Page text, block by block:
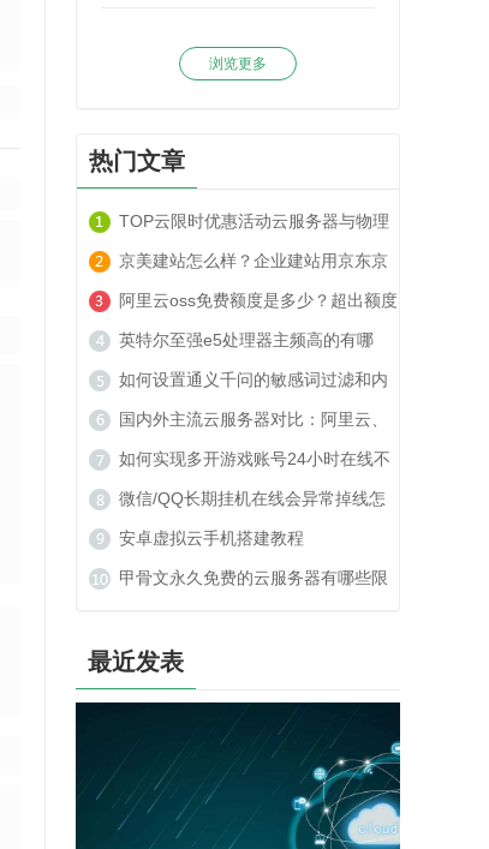
浏览更多
热门文章
TOP云限时优惠活动云服务器与物理
服务器套餐租用推荐
京美建站怎么样？企业建站用京东京
美建站可以吗？
阿里云oss免费额度是多少？超出额度
收费贵吗？
英特尔至强e5处理器主频高的有哪
些？
如何设置通义千问的敏感词过滤和内
容安全策略？
国内外主流云服务器对比：阿里云、
腾讯云、TOP云如何选？
如何实现多开游戏账号24小时在线不
被封号？
微信/QQ长期挂机在线会异常掉线怎
么办？
安卓虚拟云手机搭建教程
甲骨文永久免费的云服务器有哪些限
最近发表